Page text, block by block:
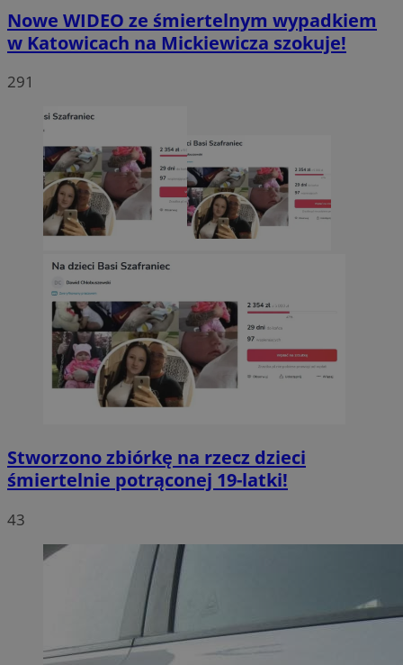
Nowe WIDEO ze śmiertelnym wypadkiem
w Katowicach na Mickiewicza szokuje!
291
Stworzono zbiórkę na rzecz dzieci
śmiertelnie potrąconej 19-latki!
43